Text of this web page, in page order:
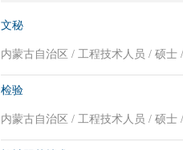
文秘
内蒙古自治区 / 工程技术人员 / 硕士
检验
内蒙古自治区 / 工程技术人员 / 硕士